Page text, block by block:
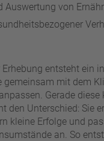
Auswertung von
entsteht ein
gemeinsam mit dem
Gerade
den Unterschied: Sie
kleine Erfolge und
an. So